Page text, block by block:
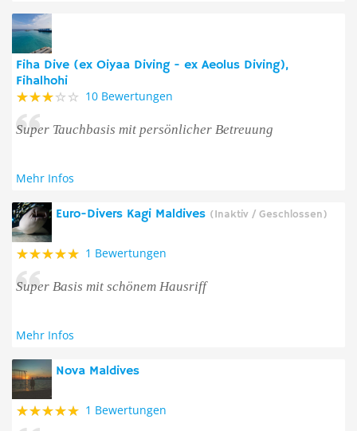
Fiha Dive (ex Oiyaa Diving - ex Aeolus Diving),
Fihalhohi
10 Bewertungen
Super Tauchbasis mit persönlicher Betreuung
Mehr Infos
Euro-Divers Kagi Maldives (Inaktiv / Geschlossen)
1 Bewertungen
Super Basis mit schönem Hausriff
Mehr Infos
Nova Maldives
1 Bewertungen